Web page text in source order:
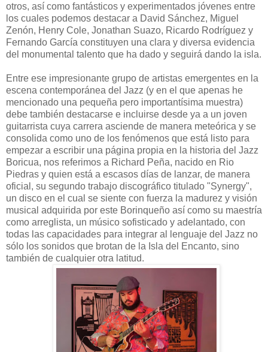
otros, así como fantásticos y experimentados jóvenes entre
los cuales podemos destacar a David Sánchez, Miguel
Zenón, Henry Cole, Jonathan Suazo, Ricardo Rodríguez y
Fernando García constituyen una clara y diversa evidencia
del monumental talento que ha dado y seguirá dando la isla.
Entre ese impresionante grupo de artistas emergentes en la
escena contemporánea del Jazz (y en el que apenas he
mencionado una pequeña pero importantísima muestra)
debe también destacarse e incluirse desde ya a un joven
guitarrista cuya carrera asciende de manera meteórica y se
consolida como uno de los fenómenos que está listo para
empezar a escribir una página propia en la historia del Jazz
Boricua, nos referimos a Richard Peña, nacido en Rio
Piedras y quien está a escasos días de lanzar, de manera
oficial, su segundo trabajo discográfico titulado "Synergy",
un disco en el cual se siente con fuerza la madurez y visión
musical adquirida por este Borinqueño así como su maestría
como arreglista, un músico sofisticado y adelantado, con
todas las capacidades para integrar al lenguaje del Jazz no
sólo los sonidos que brotan de la Isla del Encanto, sino
también de cualquier otra latitud.